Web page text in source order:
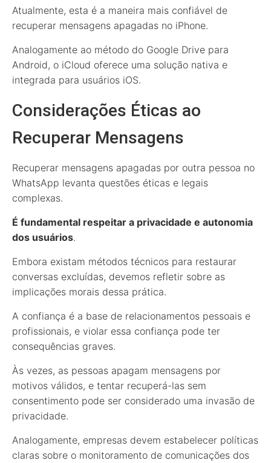
Atualmente, esta é a maneira mais confiável de
recuperar mensagens apagadas no iPhone.
Analogamente ao método do Google Drive para
Android, o iCloud oferece uma solução nativa e
integrada para usuários iOS.
Considerações Éticas ao
Recuperar Mensagens
Recuperar mensagens apagadas por outra pessoa no
WhatsApp levanta questões éticas e legais
complexas.
É fundamental respeitar a privacidade e autonomia
dos usuários.
Embora existam métodos técnicos para restaurar
conversas excluídas, devemos refletir sobre as
implicações morais dessa prática.
A confiança é a base de relacionamentos pessoais e
profissionais, e violar essa confiança pode ter
consequências graves.
Às vezes, as pessoas apagam mensagens por
motivos válidos, e tentar recuperá-las sem
consentimento pode ser considerado uma invasão de
privacidade.
Analogamente, empresas devem estabelecer políticas
claras sobre o monitoramento de comunicações dos